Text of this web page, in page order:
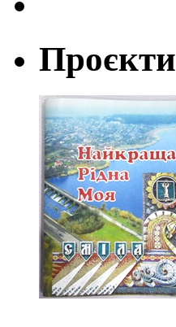
Проєкти